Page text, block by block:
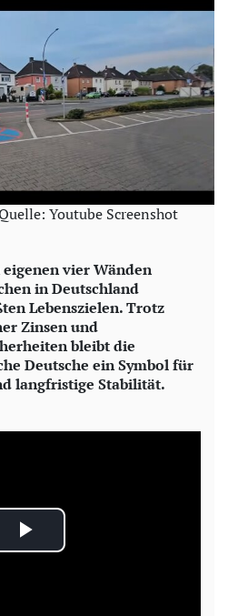
Youtube Screenshot
vier Wänden
in Deutschland
Lebenszielen. Trotz
Zinsen und
bleibt die
Deutsche ein Symbol für
langfristige Stabilität.
P